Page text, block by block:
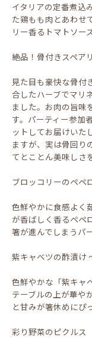
イタリアの定番煮込
た鶏もも肉とあわせ
リー香るトマトソー
絶品！骨付きスペア
見た目も豪快な骨付
合したハーブでマリ
ました。お肉の旨味
す。パーティー参加
ットしてお届けいた
ますが、実は骨回り
てとことん美味しさ
ブロッコリーのペペ
色鮮やかに食感よく
が香ばしく香るペペ
箸が進んでしまうパ
紫キャベツの酢漬け
色鮮やかな「紫キャ
テーブルの上が華や
と甘みが箸休めにぴ
彩り野菜のピクルス